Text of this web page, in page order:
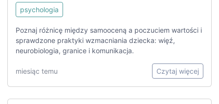
psychologia
Poznaj różnicę między samooceną a poczuciem wartości i
sprawdzone praktyki wzmacniania dziecka: więź,
neurobiologia, granice i komunikacja.
miesiąc temu Czytaj więcej